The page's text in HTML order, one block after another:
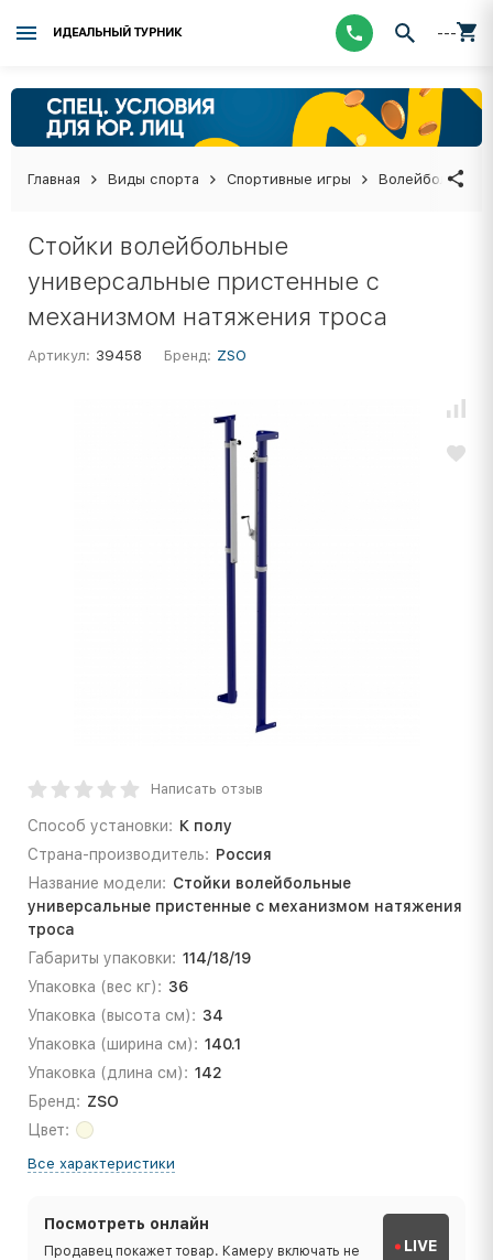
ИДЕАЛЬНЫЙ ТУРНИК ---
Главная Виды спорта Спортивные игры Волейбол
Стойки волейбольные
универсальные пристенные с
механизмом натяжения троса
Артикул: 39458 Бренд: ZSO
Написать отзыв
Способ установки: К полу
Страна-производитель: Россия
Название модели: Стойки волейбольные
универсальные пристенные с механизмом натяжения
троса
Габариты упаковки: 114/18/19
Упаковка (вес кг): 36
Упаковка (высота см): 34
Упаковка (ширина см): 140.1
Упаковка (длина см): 142
Бренд: ZSO
Цвет:
Все характеристики
Посмотреть онлайн
Продавец покажет товар. Камеру включать не
LIVE